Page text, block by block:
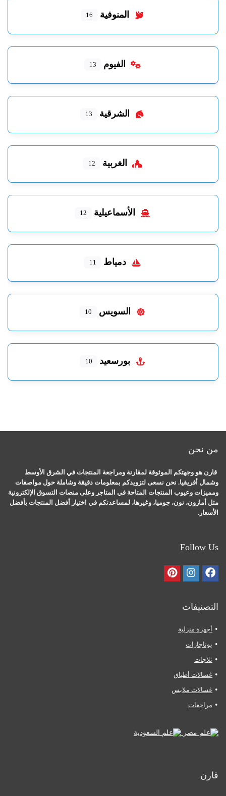
المنوفية 16
الفيوم 13
الشرقية 13
الغربية 12
الأسماعيلية 12
دمياط 11
السويس 10
بورسعيد 10
من نحن
قارن هو وجهتكم الموثوقة لمقارنة ومراجعة المنتجات في الشرق الأوسط
وشمال أفريقيا. نحن نسعى لتزويدكم بمعلومات دقيقة وشاملة حول مواصفات
ومميزات وعيوب المنتجات المتاحة في المتاجر وعلى منصات التسوق الإلكترونية
مثل أمازون، نون، جوميا، وغيرها، لمساعدتكم في اختيار أفضل المنتجات بأفضل
الأسعار.
Follow Us
التصنيفات
أجهزة منزلية
بوتاجازات
ثلاجات
غسالات أطباق
غسالات ملابس
مراجعات
قارن